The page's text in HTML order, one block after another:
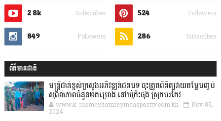
2.8k Subscribes 524 Followers
849 Followers 286 Subscribes
ព័ត៌មានជាតិ
មន្ត្រីជាន់ខ្ពស់ក្រសួងអភិវឌ្ឍន៍ជនបទ ចុះត្រួតពិនិត្យវាយតម្លៃបញ្ចប់
សុពលភាពចំនួន២គម្រោង នៅឃុំកិះចុង ស្រុកបរកែវ
www.k-rasmeydomreymeasposttv.com.kh Nov 05,
2024